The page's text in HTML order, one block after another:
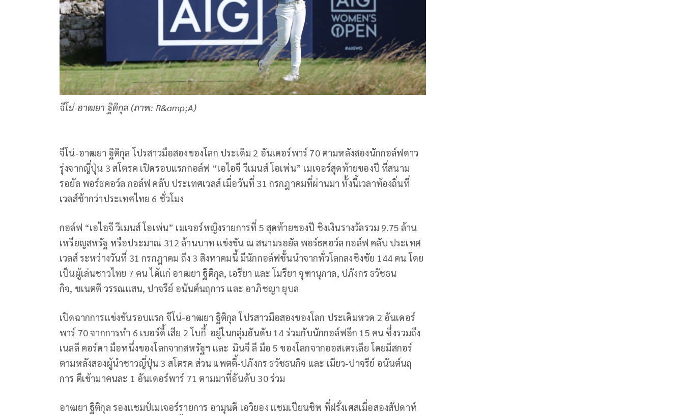
จีโน่-อาฒยา ฐิติกุล (ภาพ: R&amp;A)
จีโน่-อาฒยา ฐิติกุล โปรสาวมือสองของโลก ประเดิม 2 อันเดอร์พาร์ 70 ตามหลังสองนักกอล์ฟดาว
รุ่งจากญี่ปุ่น 3 สโตรค เปิดรอบแรกกอล์ฟ “เอไอจี วีเมนส์ โอเพ่น” เมเจอร์สุดท้ายของปี ที่สนาม
รอยัล พอร์ธคอว์ล กอล์ฟ คลับ ประเทศเวลส์ เมื่อวันที่ 31 กรกฎาคมที่ผ่านมา ทั้งนี้เวลาท้องถิ่นที่
เวลส์ช้ากว่าประเทศไทย 6 ชั่วโมง
กอล์ฟ “เอไอจี วีเมนส์ โอเพ่น” เมเจอร์หญิงรายการที่ 5 สุดท้ายของปี ชิงเงินรางวัลรวม 9.75 ล้าน
เหรียญสหรัฐ หรือประมาณ 312 ล้านบาท แข่งขัน ณ สนามรอยัล พอร์ธคอว์ล กอล์ฟ คลับ ประเทศ
เวลส์ ระหว่างวันที่ 31 กรกฎาคม ถึง 3 สิงหาคมนี้ มีนักกอล์ฟชั้นนำจากทั่วโลกลงชิงชัย 144 คน โดย
เป็นผู้เล่นชาวไทย 7 คน ได้แก่ อาฒยา ฐิติกุล, เอรียา และ โมรียา จุฑานุกาล, ปภังกร ธวัชธน
กิจ, ชเนตตี วรรณแสน, ปาจรีย์ อนันต์นฤการ และ อาภิชญา ยุบล
เปิดฉากการแข่งขันรอบแรก จีโน่-อาฒยา ฐิติกุล โปรสาวมือสองของโลก ประเดิมหวด 2 อันเดอร์
พาร์ 70 จากการทำ 6 เบอร์ดี้ เสีย 2 โบกี้ อยู่ในกลุ่มอันดับ 14 ร่วมกับนักกอล์ฟอีก 15 คน ซึ่งรวมถึง
เนลลี คอร์ดา มือหนึ่งของโลกจากสหรัฐฯ และ มินจี ลี มือ 5 ของโลกจากออสเตรเลีย โดยมีสกอร์
ตามหลังสองผู้นำชาวญี่ปุ่น 3 สโตรค ส่วน แพตตี้-ปภังกร ธวัชธนกิจ และ เมียว-ปาจรีย์ อนันต์นฤ
การ ตีเข้ามาคนละ 1 อันเดอร์พาร์ 71 ตามมาที่อันดับ 30 ร่วม
อาฒยา ฐิติกุล รองแชมป์เมเจอร์รายการ อามุนดี เอวิยอง แชมเปียนชิพ ที่ฝรั่งเศสเมื่อสองสัปดาห์